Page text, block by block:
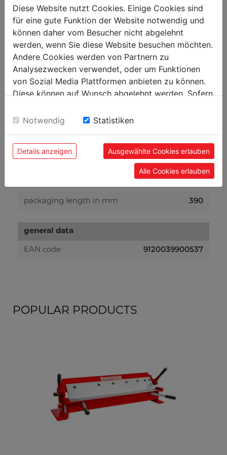
cold bending square iron in mm 16 x 16
cold bending round iron in mm
max. bending angle 120°
weight
net weight in kg 27
gross weight in kg
packaging
280
290
packaging length in mm 390
general data
EAN code 9120039900537
POPULAR PRODUCTS
Diese Website nutzt Cookies. Einige Cookies sind
für eine gute Funktion der Website notwendig und
können daher vom Besucher nicht abgelehnt
werden, wenn Sie diese Website besuchen möchten.
Andere Cookies werden von Partnern zu
Analysezwecken verwendet, oder um Funktionen
von Sozial Media Plattformen anbieten zu können.
Diese können auf Wunsch abgelehnt werden. Sofern
Einwilligung zu unseren Cookies.
Notwendig Statistiken
Details anzeigen Ausgewählte Cookies erlauben
Alle Cookies erlauben